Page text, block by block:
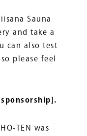
Sauna
and take a
can also test
please feel
sponsorship].
TEN was